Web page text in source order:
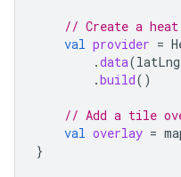
// Create a
val provider =
.data(
.build()
// Add a tile
val overlay =
}